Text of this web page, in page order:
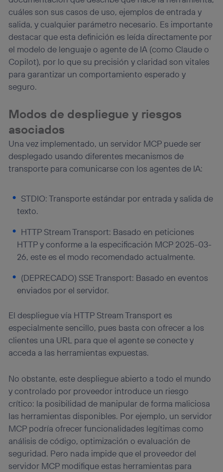
cuáles son sus casos de uso, ejemplos de entrada y
salida, y cualquier parámetro necesario. Es importante
destacar que esta definición es leída directamente por
el modelo de lenguaje o agente de IA (como Claude o
Copilot), por lo que su precisión y claridad son vitales
para garantizar un comportamiento esperado y
seguro.
Modos de despliegue y riesgos
asociados
Una vez implementado, un servidor MCP puede ser
desplegado usando diferentes mecanismos de
transporte para comunicarse con los agentes de IA:
STDIO: Transporte estándar por entrada y salida de
texto.
HTTP Stream Transport: Basado en peticiones
HTTP y conforme a la especificación MCP 2025-03-
26, este es el modo recomendado actualmente.
(DEPRECADO) SSE Transport: Basado en eventos
enviados por el servidor.
El despliegue vía HTTP Stream Transport es
especialmente sencillo, pues basta con ofrecer a los
clientes una URL para que el agente se conecte y
acceda a las herramientas expuestas.
No obstante, este despliegue abierto a todo el mundo
y controlado por proveedor introduce un riesgo
crítico: la posibilidad de manipular de forma maliciosa
las herramientas disponibles. Por ejemplo, un servidor
MCP podría ofrecer funcionalidades legítimas como
análisis de código, optimización o evaluación de
seguridad. Pero nada impide que el proveedor del
servidor MCP modifique estas herramientas para